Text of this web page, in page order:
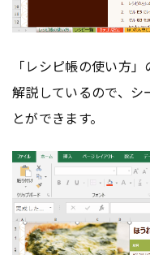
「レシピ帳の使い方
解説しているので、シ
とができます。